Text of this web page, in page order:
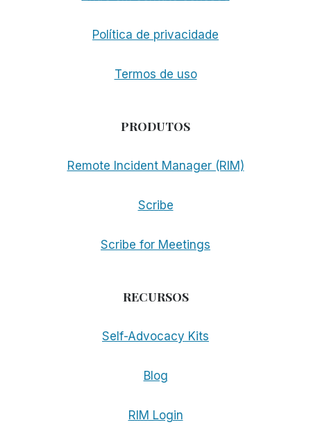
Política de privacidade
Termos de uso
PRODUTOS
Remote Incident Manager (RIM)
Scribe
Scribe for Meetings
RECURSOS
Self-Advocacy Kits
Blog
RIM Login